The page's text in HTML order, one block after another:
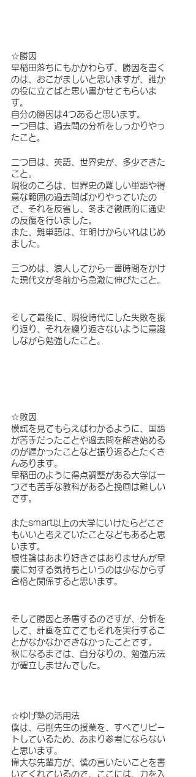
☆勝因
早稲田落ちにもかかわらず、勝因を書く
のは、おこがましいと思いますが、誰か
の役に立てばと思い書かせてもらいま
す。
自分の勝因は4つあると思います。
一つ目は、過去問の分析をしっかりやっ
たこと。
二つ目は、英語、世界史が、多少できた
こと。
現役のころは、世界史の難しい単語や得
意な範囲の過去問ばかりやっていたの
で、それを反省し、冬まで徹底的に通史
の反復を行いました。
また、難単語は、年明けからいれはじめ
ました。
三つめは、浪人してから一番時間をかけ
た現代文が冬前から急激に伸びたこと。
そして最後に、現役時代にした失敗を振
り返り、それを繰り返さないように意識
しながら勉強したこと。
☆敗因
模試を見てもらえばわかるように、国語
が苦手だったことや過去問を解き始める
のが遅かったことなど振り返るとたくさ
んあります。
早稲田のように得点調整がある大学は一
つでも苦手な教科があると挽回は難しい
です。
またsmart以上の大学にいけたらどこで
もいいと考えていたことなどもあると思
います。
根性論はあまり好きではありませんが早
慶に対する気持ちというのは少なからず
合格と関係すると思います。
そして勝因と矛盾するのですが、分析を
して、計画を立ててもそれを実行するこ
とがなかなかできなかったことです。
秋になるまでは、自分なりの、勉強方法
が確立しませんでした。
☆ゆげ塾の活用法
僕は、弓削先生の授業を、すべてリピー
トしているため、あまり参考にならない
と思います。
偉大な先輩方が、僕の言いたいことを書
いてくれているので、ここには、力を入